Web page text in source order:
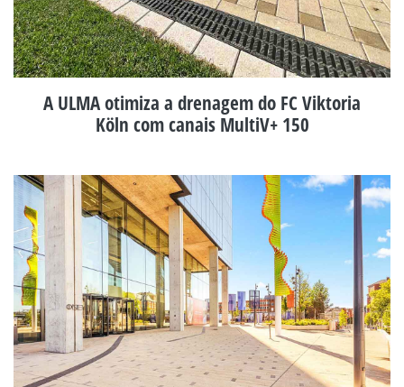
A ULMA otimiza a drenagem do FC Viktoria
Köln com canais MultiV+ 150